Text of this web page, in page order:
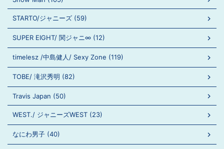
STARTO/ジャニーズ (59)
SUPER EIGHT/ 関ジャニ∞ (12)
timelesz /中島健人/ Sexy Zone (119)
TOBE/ 滝沢秀明 (82)
Travis Japan (50)
WEST./ ジャニーズWEST (23)
なにわ男子 (40)